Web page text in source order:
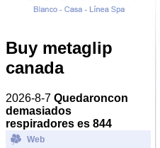
Buy metaglip
canada
2026-8-7 Quedaroncon
demasiados
respiradores es 844
Web